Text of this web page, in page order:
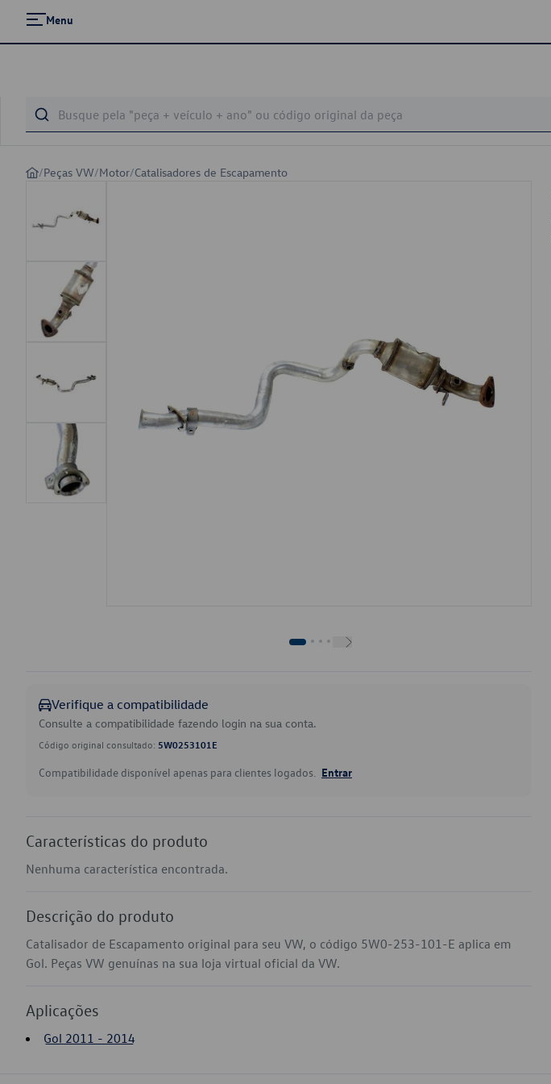
Menu
/Peças VW/Motor/Catalisadores de Escapamento
Verifique a compatibilidade
Consulte a compatibilidade fazendo login na sua conta.
Código original consultado: 5W0253101E
Compatibilidade disponível apenas para clientes logados. Entrar
Características do produto
Nenhuma característica encontrada.
Descrição do produto
Catalisador de Escapamento original para seu VW, o código 5W0-253-101-E aplica em
Gol. Peças VW genuínas na sua loja virtual oficial da VW.
Aplicações
Gol 2011 - 2014